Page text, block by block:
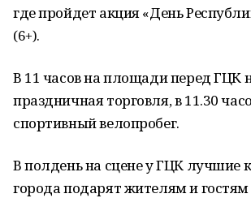
где пройдет акция «День
(6+).
В 11 часов на площади перед ГЦК
праздничная торговля, в 11.30
спортивный велопробег.
В полдень на сцене у ГЦК лучшие
города подарят жителям и